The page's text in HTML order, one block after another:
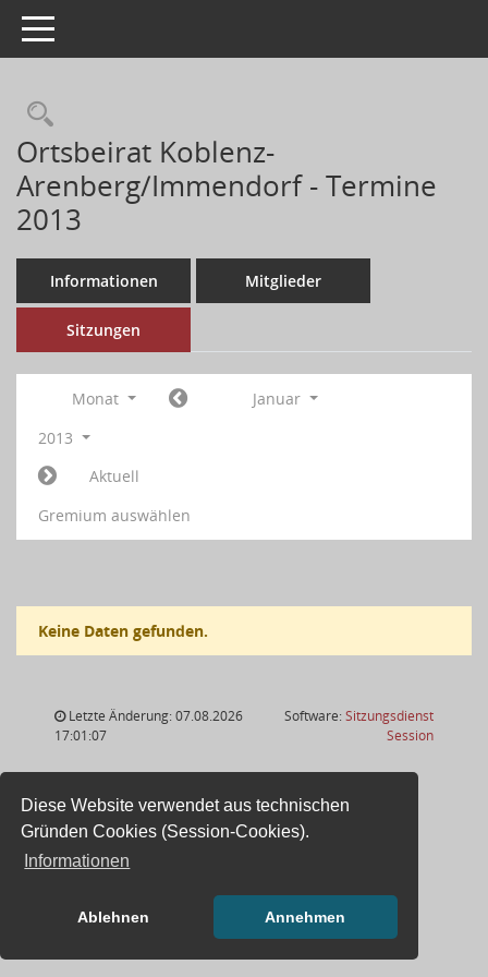
Diese Website verwendet aus technischen
Gründen Cookies (Session-Cookies).
Informationen
Ablehnen Annehmen
Toggle navigation
Ortsbeirat Koblenz-
Arenberg/Immendorf - Termine
2013
Informationen Mitglieder
Sitzungen
Monat
Januar
2013
Aktuell
Gremium auswählen
Keine Daten gefunden.
Letzte Änderung: 07.08.2026
17:01:07
Software:Sitzungsdienst
Session(Wird in